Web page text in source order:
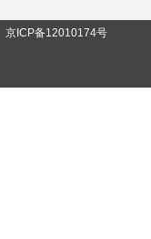
京ICP备12010174号